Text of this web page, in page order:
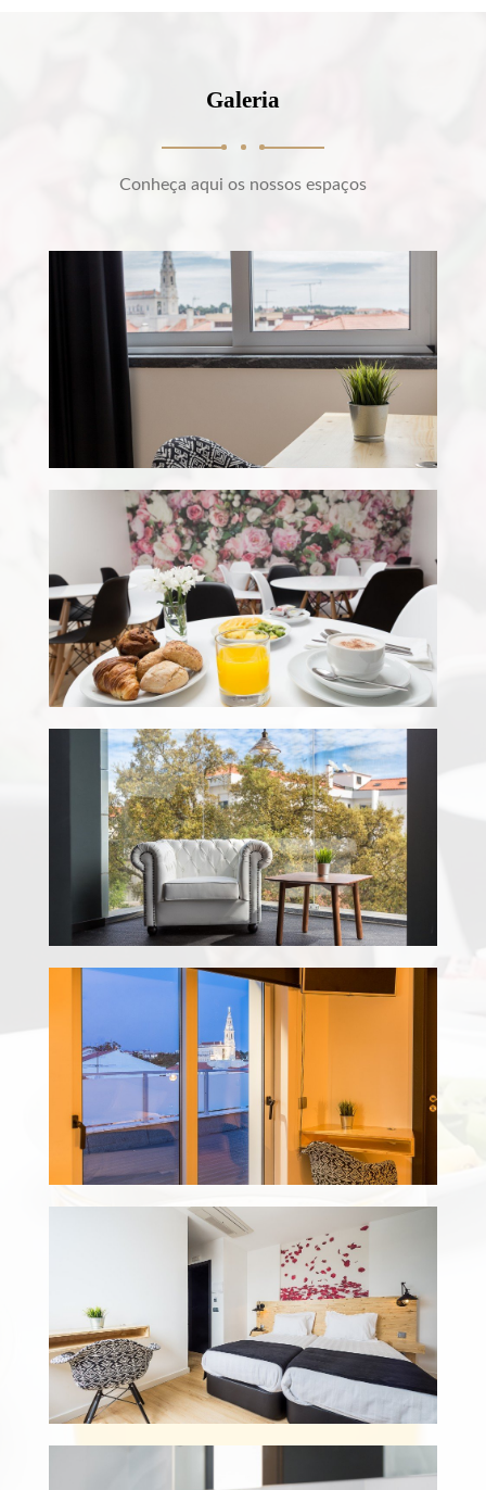
Galeria
Conheça aqui os nossos espaços
Quarto Twin Standard
Área comun
Área comun
Suite com Varanda
Quarto Twin Standard